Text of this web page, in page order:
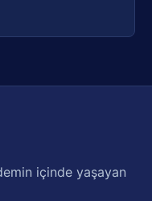
içinde yaşayan